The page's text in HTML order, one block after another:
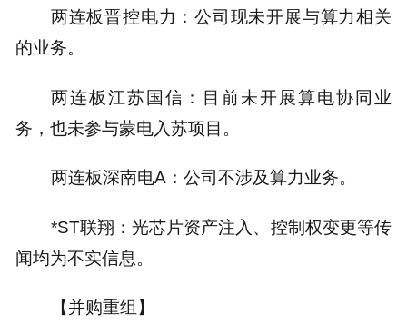
两连板晋控电力：公司现未开展与算力相关
的业务。
两连板江苏国信：目前未开展算电协同业
务，也未参与蒙电入苏项目。
两连板深南电A：公司不涉及算力业务。
*ST联翔：光芯片资产注入、控制权变更等传
闻均为不实信息。
【并购重组】